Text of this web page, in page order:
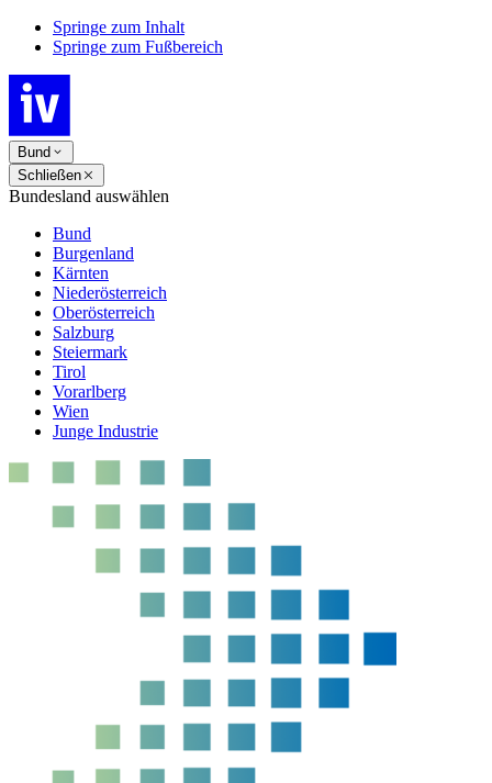
Springe zum Inhalt
Springe zum Fußbereich
Bund
Schließen
Bundesland auswählen
Bund
Burgenland
Kärnten
Niederösterreich
Oberösterreich
Salzburg
Steiermark
Tirol
Vorarlberg
Wien
Junge Industrie